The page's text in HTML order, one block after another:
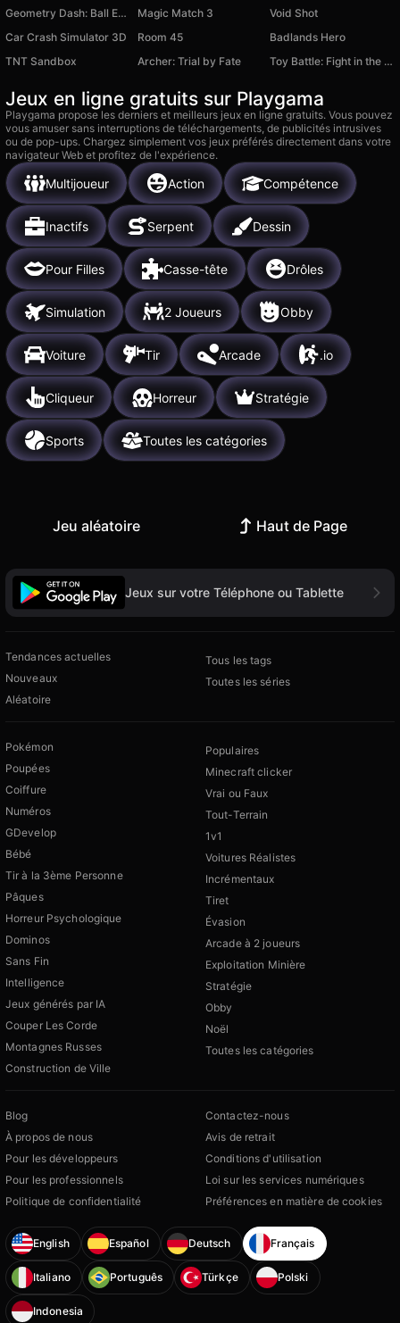
Geometry Dash: Ball Editor
Magic Match 3
Void Shot
Car Crash Simulator 3D
Room 45
Badlands Hero
TNT Sandbox
Archer: Trial by Fate Toy Battle: Fight in the Arena!
Jeux en ligne gratuits sur Playgama
Playgama propose les derniers et meilleurs jeux en ligne gratuits. Vous pouvez
vous amuser sans interruptions de téléchargements, de publicités intrusives
ou de pop-ups. Chargez simplement vos jeux préférés directement dans votre
navigateur Web et profitez de l'expérience.
Multijoueur Action Compétence
Inactifs Serpent Dessin
Pour Filles Casse-tête Drôles
Simulation 2 Joueurs Obby
Voiture Tir Arcade .io
Cliqueur Horreur Stratégie
Sports Toutes les catégories
Jeu aléatoire Haut de Page
Jeux sur votre Téléphone ou Tablette
Tendances actuelles
Nouveaux
Aléatoire
Tous les tags
Toutes les séries
Pokémon
Poupées
Coiffure
Numéros
GDevelop
Bébé
Tir à la 3ème Personne
Pâques
Horreur Psychologique
Dominos
Sans Fin
Intelligence
Jeux générés par IA
Couper Les Corde
Montagnes Russes
Construction de Ville
Populaires
Minecraft clicker
Vrai ou Faux
Tout-Terrain
1v1
Voitures Réalistes
Incrémentaux
Tiret
Évasion
Arcade à 2 joueurs
Exploitation Minière
Stratégie
Obby
Noël
Toutes les catégories
Blog
À propos de nous
Pour les développeurs
Pour les professionnels
Politique de confidentialité
Contactez-nous
Avis de retrait
Conditions d'utilisation
Loi sur les services numériques
Préférences en matière de cookies
English Español Deutsch Français
Italiano Português Türkçe Polski
Indonesia